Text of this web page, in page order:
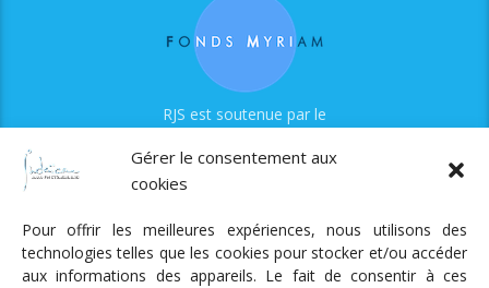
Gérer le consentement aux
cookies
Pour offrir les meilleures expériences, nous utilisons des
technologies telles que les cookies pour stocker et/ou accéder
aux informations des appareils. Le fait de consentir à ces
RJS est soutenue par le